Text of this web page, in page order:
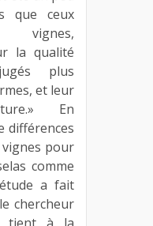
que ceux
vignes,
la qualité
plus
et leur
En
différences
vignes pour
comme
a fait
chercheur